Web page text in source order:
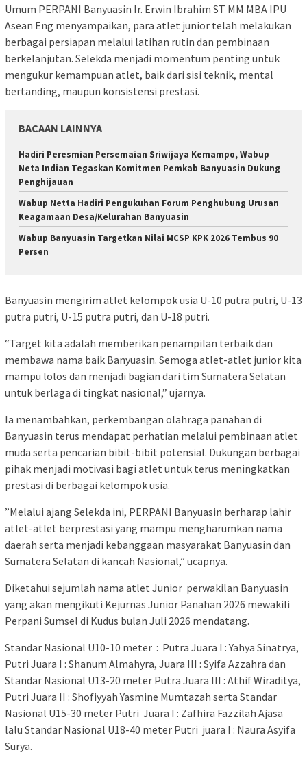
Umum PERPANI Banyuasin Ir. Erwin Ibrahim ST MM MBA IPU
Asean Eng menyampaikan, para atlet junior telah melakukan
berbagai persiapan melalui latihan rutin dan pembinaan
berkelanjutan. Selekda menjadi momentum penting untuk
mengukur kemampuan atlet, baik dari sisi teknik, mental
bertanding, maupun konsistensi prestasi.
BACAAN LAINNYA
Hadiri Peresmian Persemaian Sriwijaya Kemampo, Wabup
Neta Indian Tegaskan Komitmen Pemkab Banyuasin Dukung
Penghijauan
Wabup Netta Hadiri Pengukuhan Forum Penghubung Urusan
Keagamaan Desa/Kelurahan Banyuasin
Wabup Banyuasin Targetkan Nilai MCSP KPK 2026 Tembus 90
Persen
Banyuasin mengirim atlet kelompok usia U-10 putra putri, U-13
putra putri, U-15 putra putri, dan U-18 putri.
‎“Target kita adalah memberikan penampilan terbaik dan
membawa nama baik Banyuasin. Semoga atlet-atlet junior kita
mampu lolos dan menjadi bagian dari tim Sumatera Selatan
untuk berlaga di tingkat nasional,” ujarnya.
‎Ia menambahkan, perkembangan olahraga panahan di
Banyuasin terus mendapat perhatian melalui pembinaan atlet
muda serta pencarian bibit-bibit potensial. Dukungan berbagai
pihak menjadi motivasi bagi atlet untuk terus meningkatkan
prestasi di berbagai kelompok usia.
‎”Melalui ajang Selekda ini, PERPANI Banyuasin berharap lahir
atlet-atlet berprestasi yang mampu mengharumkan nama
daerah serta menjadi kebanggaan masyarakat Banyuasin dan
Sumatera Selatan di kancah Nasional,” ucapnya.
‎Diketahui sejumlah nama atlet Junior perwakilan Banyuasin
yang akan mengikuti Kejurnas Junior Panahan 2026 mewakili
Perpani Sumsel di Kudus bulan Juli 2026 mendatang.
Standar Nasional U10-10 meter : Putra Juara I : Yahya Sinatrya,
Putri Juara I : Shanum Almahyra, Juara III : Syifa Azzahra dan
Standar Nasional U13-20 meter ‎Putra ‎Juara III : Athif Wiraditya,
Putri ‎Juara II : Shofiyyah Yasmine Mumtazah serta Standar
Nasional U15-30 meter Putri Juara I : Zafhira Fazzilah Ajasa
lalu Standar Nasional U18-40 meter Putri ‎juara I : Naura Asyifa
Surya.